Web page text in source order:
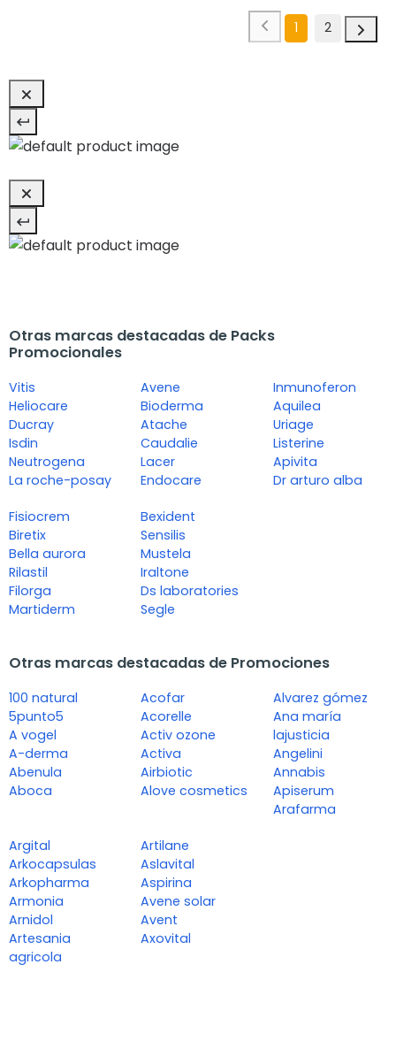
1 2
Otras marcas destacadas de Packs
Promocionales
Vitis
Heliocare
Ducray
Isdin
Neutrogena
La roche-posay
Avene
Bioderma
Atache
Caudalie
Lacer
Endocare
Inmunoferon
Aquilea
Uriage
Listerine
Apivita
Dr arturo alba
Fisiocrem
Biretix
Bella aurora
Rilastil
Filorga
Martiderm
Bexident
Sensilis
Mustela
Iraltone
Ds laboratories
Segle
Otras marcas destacadas de Promociones
100 natural
5punto5
A vogel
A-derma
Abenula
Aboca
Acofar
Acorelle
Activ ozone
Activa
Airbiotic
Alove cosmetics
Alvarez gómez
Ana maría
lajusticia
Angelini
Annabis
Apiserum
Arafarma
Argital
Arkocapsulas
Arkopharma
Armonia
Arnidol
Artesania
agricola
Artilane
Aslavital
Aspirina
Avene solar
Avent
Axovital